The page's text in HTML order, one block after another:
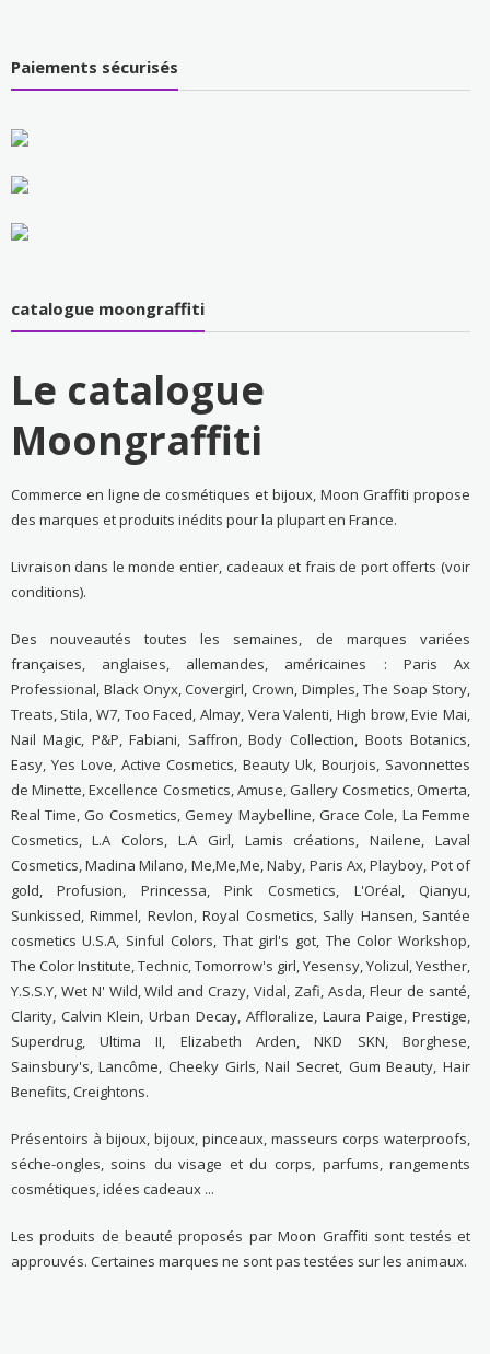
Paiements sécurisés
catalogue moongraffiti
Le catalogue
Moongraffiti
Commerce en ligne de cosmétiques et bijoux, Moon Graffiti propose
des marques et produits inédits pour la plupart en France.
Livraison dans le monde entier, cadeaux et frais de port offerts (voir
conditions).
Des nouveautés toutes les semaines, de marques variées
françaises, anglaises, allemandes, américaines : Paris Ax
Professional, Black Onyx, Covergirl, Crown, Dimples, The Soap Story,
Treats, Stila, W7, Too Faced, Almay, Vera Valenti, High brow, Evie Mai,
Nail Magic, P&P, Fabiani, Saffron, Body Collection, Boots Botanics,
Easy, Yes Love, Active Cosmetics, Beauty Uk, Bourjois, Savonnettes
de Minette, Excellence Cosmetics, Amuse, Gallery Cosmetics, Omerta,
Real Time, Go Cosmetics, Gemey Maybelline, Grace Cole, La Femme
Cosmetics, L.A Colors, L.A Girl, Lamis créations, Nailene, Laval
Cosmetics, Madina Milano, Me,Me,Me, Naby, Paris Ax, Playboy, Pot of
gold, Profusion, Princessa, Pink Cosmetics, L'Oréal, Qianyu,
Sunkissed, Rimmel, Revlon, Royal Cosmetics, Sally Hansen, Santée
cosmetics U.S.A, Sinful Colors, That girl's got, The Color Workshop,
The Color Institute, Technic, Tomorrow's girl, Yesensy, Yolizul, Yesther,
Y.S.S.Y, Wet N' Wild, Wild and Crazy, Vidal, Zafi, Asda, Fleur de santé,
Clarity, Calvin Klein, Urban Decay, Affloralize, Laura Paige, Prestige,
Superdrug, Ultima II, Elizabeth Arden, NKD SKN, Borghese,
Sainsbury's, Lancôme, Cheeky Girls, Nail Secret, Gum Beauty, Hair
Benefits, Creightons.
Présentoirs à bijoux, bijoux, pinceaux, masseurs corps waterproofs,
séche-ongles, soins du visage et du corps, parfums, rangements
cosmétiques, idées cadeaux ...
Les produits de beauté proposés par Moon Graffiti sont testés et
approuvés. Certaines marques ne sont pas testées sur les animaux.